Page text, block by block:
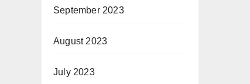
September 2023
August 2023
July 2023